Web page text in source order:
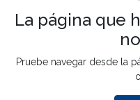
La página que
Pruebe navegar desde la